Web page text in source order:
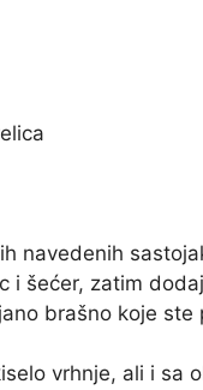
navedenih
i šećer, zatim
brašno koje
vrhnje, ali i sa